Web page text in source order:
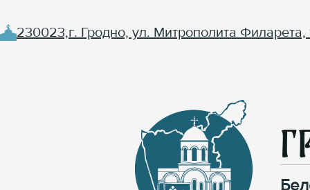
230023,г. Гродно, ул. Митрополита Филарета,